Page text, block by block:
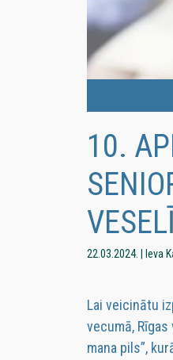
10.
22.03.2024. | Ieva
Lai veicinātu
vecumā,
mana pils”,